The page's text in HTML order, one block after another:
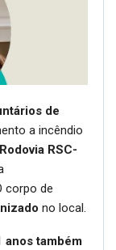
de
a incêndio
Rodovia RSC-
corpo de
no local.
anos também